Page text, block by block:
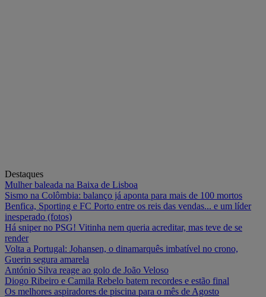
Destaques
Mulher baleada na Baixa de Lisboa
Sismo na Colômbia: balanço já aponta para mais de 100 mortos
Benfica, Sporting e FC Porto entre os reis das vendas... e um líder
inesperado (fotos)
Há sniper no PSG! Vitinha nem queria acreditar, mas teve de se
render
Volta a Portugal: Johansen, o dinamarquês imbatível no crono,
Guerin segura amarela
António Silva reage ao golo de João Veloso
Diogo Ribeiro e Camila Rebelo batem recordes e estão final
Os melhores aspiradores de piscina para o mês de Agosto